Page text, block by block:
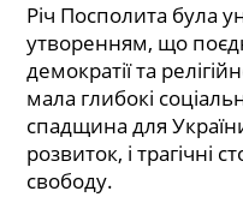
Річ Посполита була
утворенням, що
демократії та
мала глибокі
спадщина для
розвиток, і трагічні
свободу.